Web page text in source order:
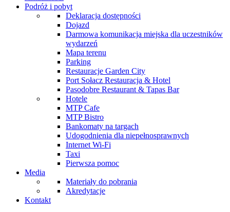
Podróż i pobyt
Deklaracja dostępności
Dojazd
Darmowa komunikacja miejska dla uczestników
wydarzeń
Mapa terenu
Parking
Restauracje Garden City
Port Sołacz Restauracja & Hotel
Pasodobre Restaurant & Tapas Bar
Hotele
MTP Cafe
MTP Bistro
Bankomaty na targach
Udogodnienia dla niepełnosprawnych
Internet Wi-Fi
Taxi
Pierwsza pomoc
Media
Materiały do pobrania
Akredytacje
Kontakt